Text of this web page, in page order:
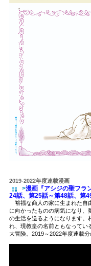
2019-2022年度連載漫画
>漫画『アシジの聖フラ
24話、第25話～第48話、第
裕福な商人の家に生まれた自
に向かったものの病気になり、
の生活を送るようになります。
れ、現教皇の名前ともなってい
大冒険。2019～2022年度連載